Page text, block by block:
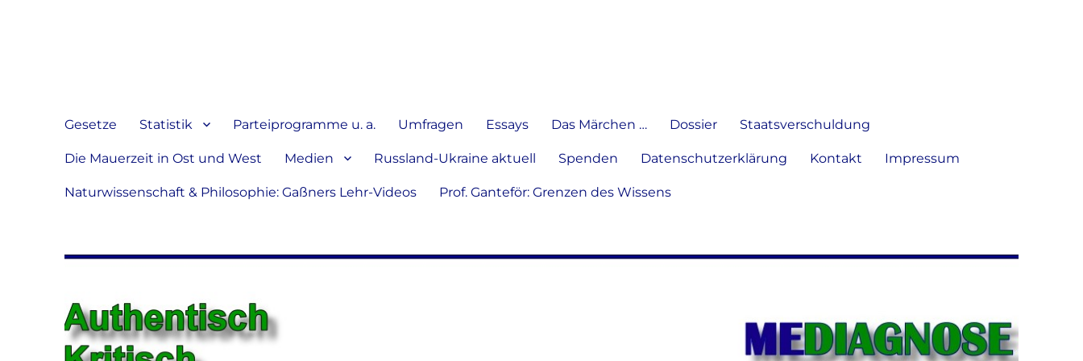
verbreiten
Gesetze Statistik Parteiprogramme u. a. Umfragen Essays Das Märchen … Dossier Staatsverschuldung
Die Mauerzeit in Ost und West Medien Russland-Ukraine aktuell Spenden Datenschutzerklärung Kontakt Impressum
Naturwissenschaft & Philosophie: Gaßners Lehr-Videos Prof. Ganteför: Grenzen des Wissens